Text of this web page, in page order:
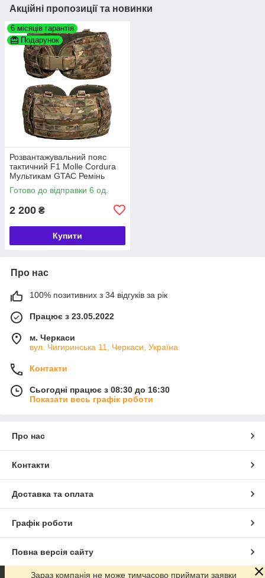
Акційні пропозиції та новинки
6 місяців гарантія
Подарунок
Розвантажувальний пояс
тактичний F1 Molle Cordura
Мультикам GTAC Ремінь
військовий з жорстким
каркасом Multicam для ЗСУ
Готово до відправки 6 од.
2 200 ₴
Купити
Про нас
100% позитивних з 34 відгуків за рік
Працює з 23.05.2022
м. Черкаси
вул. Чигиринська 11, Черкаси, Україна
Контакти
Сьогодні працює з 08:30 до 16:30
Показати весь графік роботи
Про нас
Контакти
Доставка та оплата
Графік роботи
Повна версія сайту
Зараз компанія не може тимчасово приймати заявки